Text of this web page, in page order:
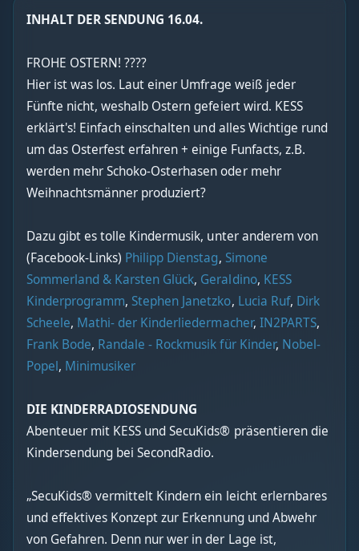
INHALT DER SENDUNG 16.04.
FROHE OSTERN! ????
Hier ist was los. Laut einer Umfrage weiß jeder
Fünfte nicht, weshalb Ostern gefeiert wird. KESS
erklärt's! Einfach einschalten und alles Wichtige rund
um das Osterfest erfahren + einige Funfacts, z.B.
werden mehr Schoko-Osterhasen oder mehr
Weihnachtsmänner produziert?
Dazu gibt es tolle Kindermusik, unter anderem von
(Facebook-Links) Philipp Dienstag, Simone
Sommerland & Karsten Glück, Geraldino, KESS
Kinderprogramm, Stephen Janetzko, Lucia Ruf, Dirk
Scheele, Mathi- der Kinderliedermacher, IN2PARTS,
Frank Bode, Randale - Rockmusik für Kinder, Nobel-
Popel, Minimusiker
DIE KINDERRADIOSENDUNG
Abenteuer mit KESS und SecuKids® präsentieren die
Kindersendung bei SecondRadio.
„SecuKids® vermittelt Kindern ein leicht erlernbares
und effektives Konzept zur Erkennung und Abwehr
von Gefahren. Denn nur wer in der Lage ist,